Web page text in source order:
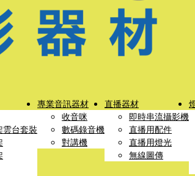
雲台套裝
專業音訊器材
收音咪
數碼錄音機
對講機
直播器材
即時串流攝影機
直播用配件
直播用燈光
無線圖傳